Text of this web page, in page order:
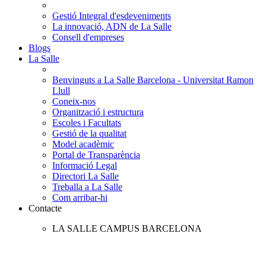
Gestió Integral d'esdeveniments
La innovació, ADN de La Salle
Consell d'empreses
Blogs
La Salle
Benvinguts a La Salle Barcelona - Universitat Ramon
Llull
Coneix-nos
Organització i estructura
Escoles i Facultats
Gestió de la qualitat
Model acadèmic
Portal de Transparència
Informació Legal
Directori La Salle
Treballa a La Salle
Com arribar-hi
Contacte
LA SALLE CAMPUS BARCELONA